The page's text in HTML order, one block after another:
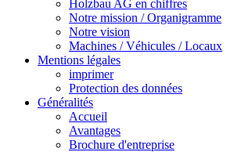
Holzbau AG en chiffres
Notre mission / Organigramme
Notre vision
Machines / Véhicules / Locaux
Mentions légales
imprimer
Protection des données
Généralités
Accueil
Avantages
Brochure d'entreprise